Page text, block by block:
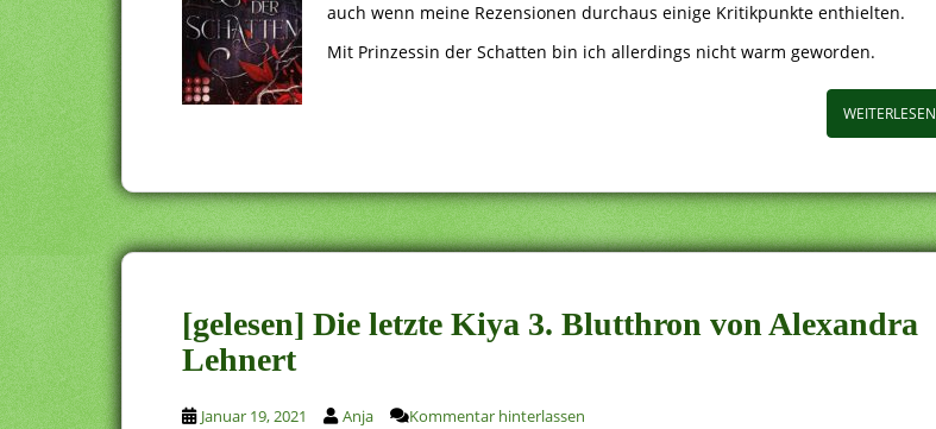
auch wenn meine Rezensionen durchaus einige Kritikpunkte enthielten.
Mit Prinzessin der Schatten bin ich allerdings nicht warm geworden.
WEITERLESEN
[gelesen] Die letzte Kiya 3. Blutthron von Alexandra
Lehnert
Januar 19, 2021 Anja Kommentar hinterlassen